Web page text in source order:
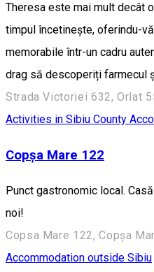
Theresa este mai mult decât
timpul încetinește, oferindu-
memorabile într-un cadru
drag să descoperiți farmecul
Strada Victoriei 632, Orlat
Activities in Sibiu County
Copșa Mare 122
Punct gastronomic local.
noi!
Copsa Mare 122, Copșa
Accommodation outside Sibiu